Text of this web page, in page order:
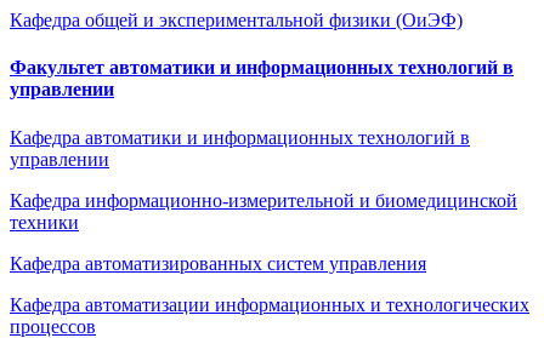
Кафедра общей и экспериментальной физики (ОиЭФ)
Факультет автоматики и информационных технологий в
управлении
Кафедра автоматики и информационных технологий в
управлении
Кафедра информационно-измерительной и биомедицинской
техники
Кафедра автоматизированных систем управления
Кафедра автоматизации информационных и технологических
процессов